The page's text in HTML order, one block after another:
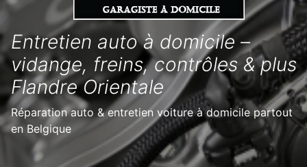
Entretien auto à domicile –
vidange, freins, contrôles & plus
Flandre Orientale
Réparation auto & entretien voiture à domicile partout
en Belgique